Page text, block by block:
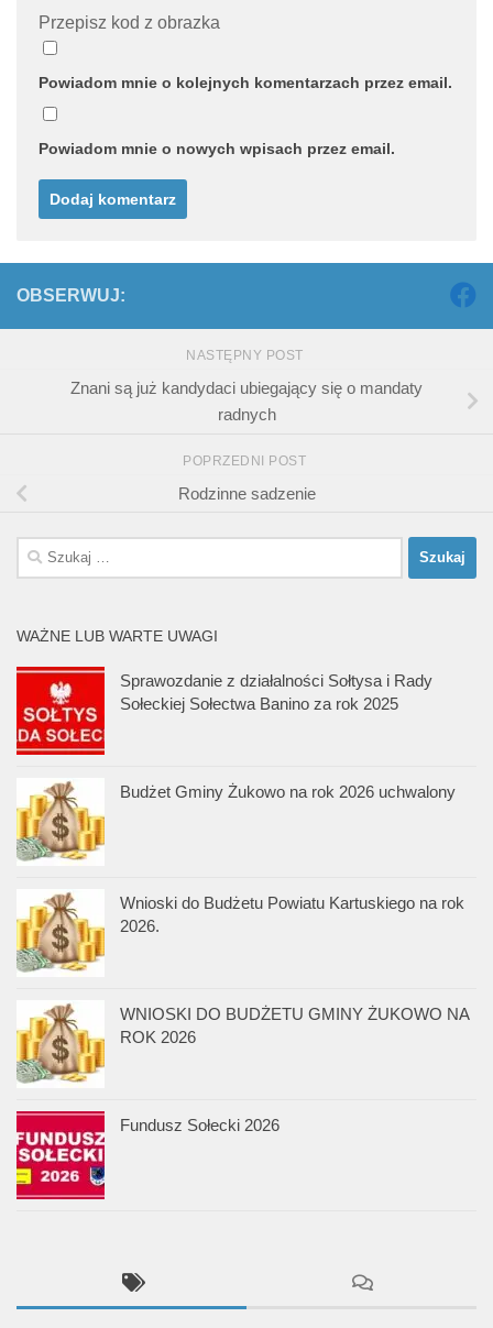
Przepisz kod z obrazka
Powiadom mnie o kolejnych komentarzach przez email.
Powiadom mnie o nowych wpisach przez email.
OBSERWUJ:
NASTĘPNY POST
Znani są już kandydaci ubiegający się o mandaty
radnych
POPRZEDNI POST
Rodzinne sadzenie
Szukaj:
WAŻNE LUB WARTE UWAGI
Sprawozdanie z działalności Sołtysa i Rady
Sołeckiej Sołectwa Banino za rok 2025
Budżet Gminy Żukowo na rok 2026 uchwalony
Wnioski do Budżetu Powiatu Kartuskiego na rok
2026.
WNIOSKI DO BUDŻETU GMINY ŻUKOWO NA
ROK 2026
Fundusz Sołecki 2026